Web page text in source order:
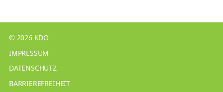
© 2026 KDO
IMPRESSUM
DATENSCHUTZ
BARRIEREFREIHEIT